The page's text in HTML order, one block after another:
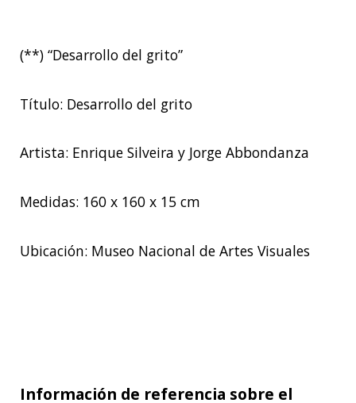
(**) “Desarrollo del grito”
Título: Desarrollo del grito
Artista: Enrique Silveira y Jorge Abbondanza
Medidas: 160 x 160 x 15 cm
Ubicación: Museo Nacional de Artes Visuales
Información de referencia sobre el